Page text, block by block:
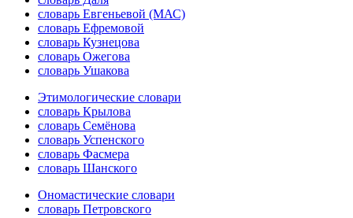
словарь Евгеньевой (МАС)
словарь Ефремовой
словарь Кузнецова
словарь Ожегова
словарь Ушакова
Этимологические словари
словарь Крылова
словарь Семёнова
словарь Успенского
словарь Фасмера
словарь Шанского
Ономастические словари
словарь Петровского